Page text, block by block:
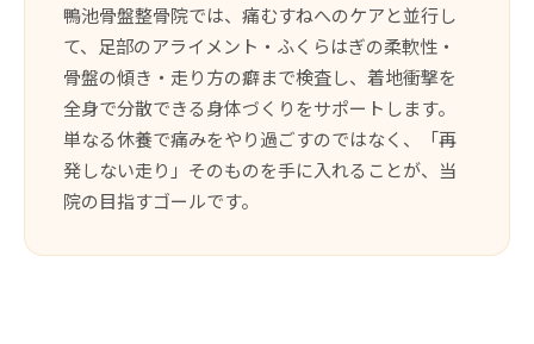
鴨池骨盤整骨院では、痛むすねへのケアと並行し
て、足部のアライメント・ふくらはぎの柔軟性・
骨盤の傾き・走り方の癖まで検査し、着地衝撃を
全身で分散できる身体づくりをサポートします。
単なる休養で痛みをやり過ごすのではなく、「再
発しない走り」そのものを手に入れることが、当
院の目指すゴールです。